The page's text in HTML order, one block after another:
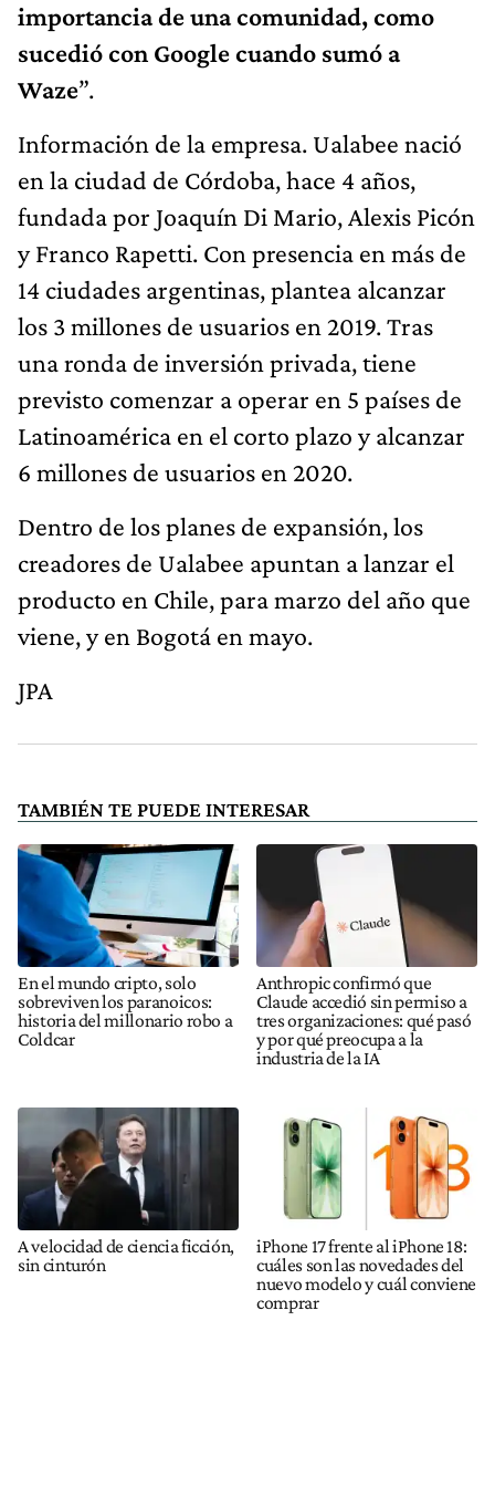
importancia de una comunidad, como
sucedió con Google cuando sumó a
Waze”.
Información de la empresa. Ualabee nació
en la ciudad de Córdoba, hace 4 años,
fundada por Joaquín Di Mario, Alexis Picón
y Franco Rapetti. Con presencia en más de
14 ciudades argentinas, plantea alcanzar
los 3 millones de usuarios en 2019. Tras
una ronda de inversión privada, tiene
previsto comenzar a operar en 5 países de
Latinoamérica en el corto plazo y alcanzar
6 millones de usuarios en 2020.
Dentro de los planes de expansión, los
creadores de Ualabee apuntan a lanzar el
producto en Chile, para marzo del año que
viene, y en Bogotá en mayo.
JPA
TAMBIÉN TE PUEDE INTERESAR
En el mundo cripto, solo
sobreviven los paranoicos:
historia del millonario robo a
Coldcar
Anthropic confirmó que
Claude accedió sin permiso a
tres organizaciones: qué pasó
y por qué preocupa a la
industria de la IA
A velocidad de ciencia ficción,
sin cinturón
iPhone 17 frente al iPhone 18:
cuáles son las novedades del
nuevo modelo y cuál conviene
comprar